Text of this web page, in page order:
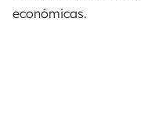
económicas.